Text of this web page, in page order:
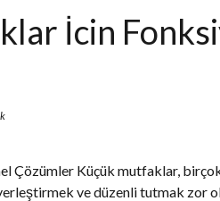
İcin
Çözümler Küçük mutfaklar, birçok
yerleştirmek ve düzenli tutmak zor